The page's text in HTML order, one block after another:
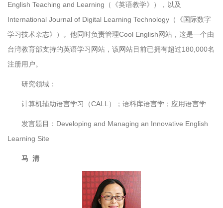
English Teaching and Learning（《英语教学》），以及
International Journal of Digital Learning Technology（《国际数字
学习技术杂志》）。他同时负责管理Cool English网站，这是一个由
台湾教育部支持的英语学习网站，该网站目前已拥有超过180,000名
注册用户。
研究领域：
计算机辅助语言学习（CALL）；语料库语言学；应用语言学
发言题目：Developing and Managing an Innovative English
Learning Site
马 清